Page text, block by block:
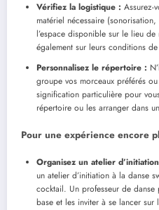
Vérifiez la logistique : Assurez-
matériel nécessaire
l’espace disponible sur le lieu
également sur leurs conditions
Personnalisez le répertoire :
groupe vos morceaux préférés
signification particulière pour
répertoire ou les arranger dans
Pour une expérience encore
Organisez un atelier
un atelier d’initiation à la danse
cocktail. Un professeur de
base et les inviter à se lancer sur